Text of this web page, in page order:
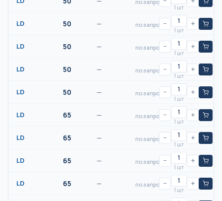
по запросу
1 шт
LD 50 — по запросу−
1 шт
+
LD 50 — по запросу−
1 шт
+
LD 50 — по запросу−
1 шт
+
LD 50 — по запросу−
1 шт
+
LD 65 — по запросу−
1 шт
+
LD 65 — по запросу−
1 шт
+
LD 65 — по запросу−
1 шт
+
LD 65 — по запросу−
1 шт
+